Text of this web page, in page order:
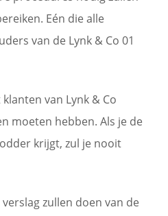
Eén die alle
van de Lynk & Co 01
van Lynk & Co
moeten hebben. Als je de
krijgt, zul je nooit
zullen doen van de